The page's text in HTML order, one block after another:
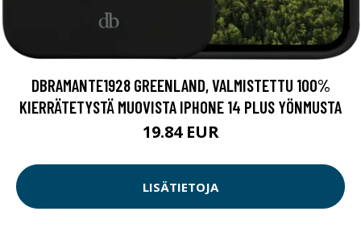
DBRAMANTE1928 GREENLAND, VALMISTETTU 100%
KIERRÄTETYSTÄ MUOVISTA IPHONE 14 PLUS YÖNMUSTA
19.84 EUR
LISÄTIETOJA